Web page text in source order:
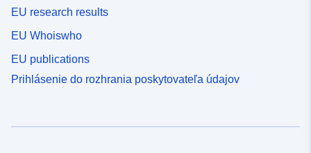
EU research results
EU Whoiswho
EU publications
Prihlásenie do rozhrania poskytovateľa údajov